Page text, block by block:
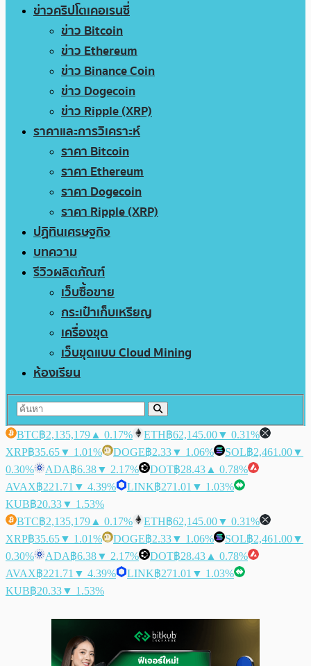
ข่าวคริปโตเคอเรนซี่
ข่าว Bitcoin
ข่าว Ethereum
ข่าว Binance Coin
ข่าว Dogecoin
ข่าว Ripple (XRP)
ราคาและการวิเคราะห์
ราคา Bitcoin
ราคา Ethereum
ราคา Dogecoin
ราคา Ripple (XRP)
ปฏิทินเศรษฐกิจ
บทความ
รีวิวผลิตภัณฑ์
เว็บซื้อขาย
กระเป๋าเก็บเหรียญ
เครื่องขุด
เว็บขุดแบบ Cloud Mining
ห้องเรียน
BTC฿2,135,179 ▲ 0.17% ETH฿62,145.00▼ 0.31%
XRP฿35.65▼ 1.01% DOGE฿2.33▼ 1.06% SOL฿2,461.00▼
0.30%
ADA฿6.38▼ 2.17% DOT฿28.43 ▲ 0.78%
AVAX฿221.71 ▼ 4.39% LINK฿271.01 ▼ 1.03%
KUB฿20.33▼ 1.53%
BTC฿2,135,179 ▲ 0.17% ETH฿62,145.00▼ 0.31%
XRP฿35.65▼ 1.01% DOGE฿2.33▼ 1.06% SOL฿2,461.00▼
0.30%
ADA฿6.38▼ 2.17% DOT฿28.43 ▲ 0.78%
AVAX฿221.71 ▼ 4.39% LINK฿271.01 ▼ 1.03%
KUB฿20.33▼ 1.53%